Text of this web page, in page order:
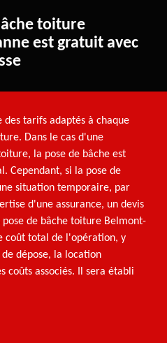
toiture
est gratuit avec
des tarifs adaptés à chaque
Dans le cas d'une
la pose de bâche est
Cependant, si la pose de
situation temporaire, par
d'une assurance, un devis
de bâche toiture Belmont-
coût total de l'opération, y
dépose, la location
coûts associés. Il sera établi